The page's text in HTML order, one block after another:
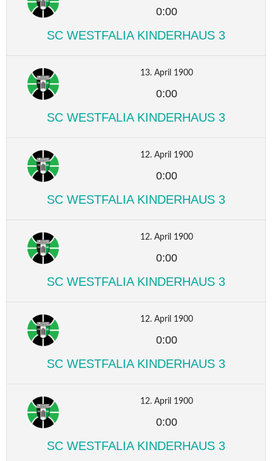
0:00
SC WESTFALIA KINDERHAUS 3
13. April 1900
0:00
SC WESTFALIA KINDERHAUS 3
12. April 1900
0:00
SC WESTFALIA KINDERHAUS 3
12. April 1900
0:00
SC WESTFALIA KINDERHAUS 3
12. April 1900
0:00
SC WESTFALIA KINDERHAUS 3
12. April 1900
0:00
SC WESTFALIA KINDERHAUS 3